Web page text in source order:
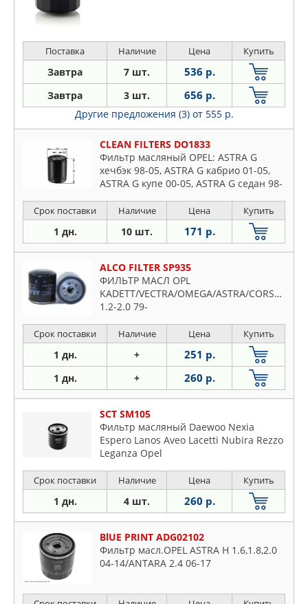
Поставка Наличие Цена Купить
Завтра 7 шт. 536 р.
Завтра 3 шт. 656 р.
Другие предложения (3) от 555 р.
CLEAN FILTERS DO1833
Фильтр масляный OPEL: ASTRA G
хечбэк 98-05, ASTRA G кабрио 01-05,
ASTRA G купе 00-05, ASTRA G седан 98-
фургон 00-05, ASTRA H
Срок поставки Наличие Цена Купить
1 дн. 10 шт. 171 р.
ALCO FILTER SP935
ФИЛЬТР МАСЛ OPL
KADETT/VECTRA/OMEGA/ASTRA/CORSA/
1.2-2.0 79-
Срок поставки Наличие Цена Купить
1 дн. + 251 р.
1 дн. + 260 р.
SCT SM105
Фильтр масляный Daewoo Nexia
Espero Lanos Aveo Lacetti Nubira Rezzo
Leganza Opel
Срок поставки Наличие Цена Купить
1 дн. 4 шт. 260 р.
BlUE PRINT ADG02102
Фильтр масл.OPEL ASTRA H 1.6,1.8,2.0
04-14/ANTARA 2.4 06-17